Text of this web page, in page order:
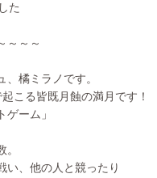
た
～～～
橘ミラノです。
こる皆既月蝕の満月です！
ーム」
い、他の人と競ったり